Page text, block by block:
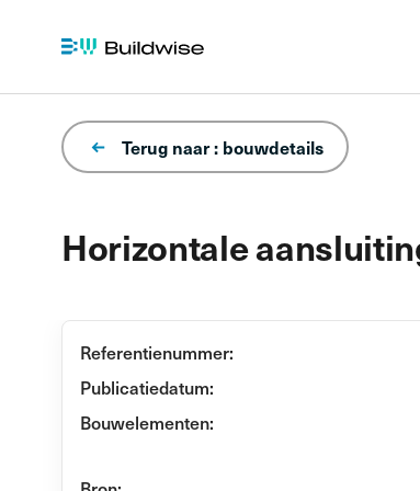
Horizontale
Terug naar : bouwdetails
Referentienummer:
Publicatiedatum:
Bouwelementen: